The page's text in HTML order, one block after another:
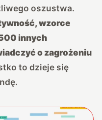
oszustwa.
wzorce
innych
o zagrożeniu
to dzieje się